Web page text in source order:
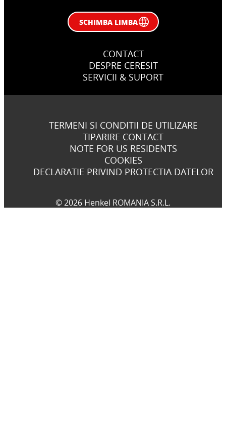
SCHIMBA LIMBA
CONTACT
DESPRE CERESIT
SERVICII & SUPORT
TERMENI SI CONDITII DE UTILIZARE
TIPARIRE CONTACT
NOTE FOR US RESIDENTS
COOKIES
DECLARATIE PRIVIND PROTECTIA DATELOR
© 2026 Henkel ROMANIA S.R.L.